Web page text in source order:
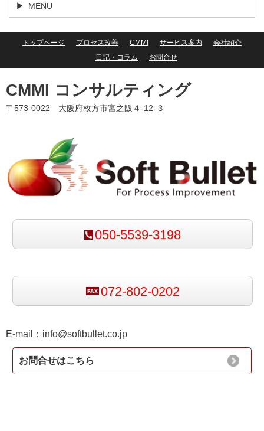
MENU
トップページ プロセス改善 CMMI サービス案内
会社紹介
日記・コラム
お問合せ
CMMI コンサルティング
〒573-0022 大阪府枚方市宮之阪４-12-３
050-5539-3198
072-802-0202
E-mail： info@softbullet.co.jp
お問合せはこちら